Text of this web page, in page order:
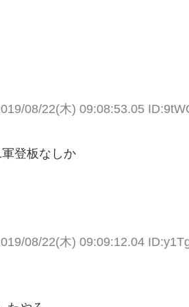
08/22(木) 09:08:53.05
登板なしか
08/22(木) 09:09:12.04